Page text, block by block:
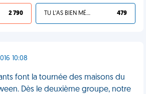
2 790 TU L'AS BIEN MÉRITÉ 479
10:08
font la tournée des maisons du
Dès le deuxième groupe, notre